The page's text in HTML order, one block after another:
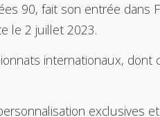
90, fait son entrée dans
le 2 juillet 2023.
internationaux, dont
exclusives